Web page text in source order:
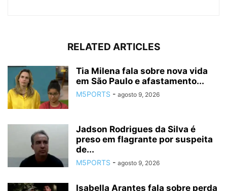
RELATED ARTICLES
Tia Milena fala sobre nova vida
em São Paulo e afastamento...
M5PORTS - agosto 9, 2026
Jadson Rodrigues da Silva é
preso em flagrante por suspeita
de...
M5PORTS - agosto 9, 2026
Isabella Arantes fala sobre perda